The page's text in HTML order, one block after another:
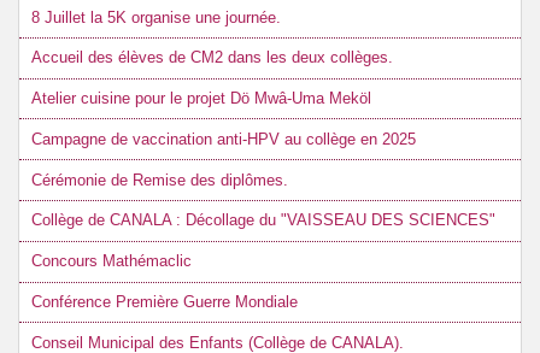
8 Juillet la 5K organise une journée.
Accueil des élèves de CM2 dans les deux collèges.
Atelier cuisine pour le projet Dö Mwâ-Uma Meköl
Campagne de vaccination anti-HPV au collège en 2025
Cérémonie de Remise des diplômes.
Collège de CANALA : Décollage du "VAISSEAU DES SCIENCES"
Concours Mathémaclic
Conférence Première Guerre Mondiale
Conseil Municipal des Enfants (Collège de CANALA).